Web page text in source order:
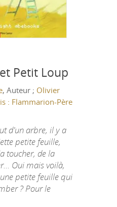
Petit Loup
, Auteur ; Olivier
: Flammarion-Père
d'un arbre, il y a
petite feuille,
toucher, de la
Oui mais voilà,
petite feuille qui
? Pour le